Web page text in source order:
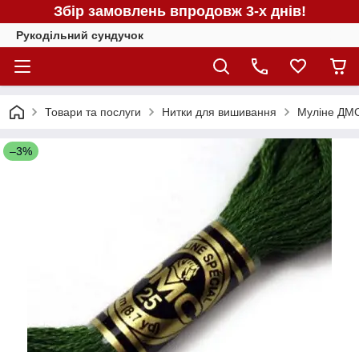
Збір замовлень впродовж 3-х днів!
Рукодільний сундучок
Товари та послуги Нитки для вишивання Муліне
–3%